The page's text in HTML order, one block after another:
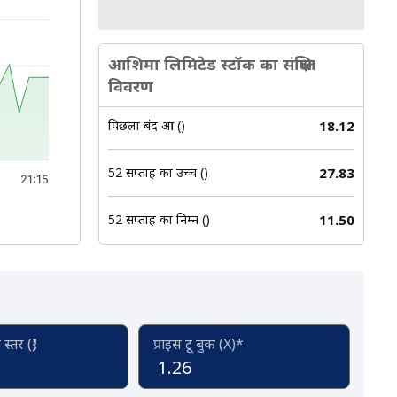
21:15
आशिमा लिमिटेड स्टॉक का संक्षिप्त
विवरण
पिछला बंद हुआ (₹) 18.12
52 सप्ताह का उच्च (₹) 27.83
52 सप्ताह का निम्न (₹) 11.50
(₹) प्राइस टू बुक (X)*
1.26